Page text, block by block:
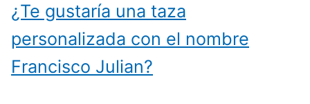
Nombres de niño que empiezan por L
Nombres de niño que empiezan por M
Nombres de niño que empiezan por N
Nombres de Niño Madrileños
Nombres de Niño Murcianos
Nombres de Niño Navarros
Nombres de Niño Japoneses
Nombres de Niño Judíos
Nombres de Niño Marroquíes
¿Te gustaría una taza
personalizada con el nombre
Francisco Julian?